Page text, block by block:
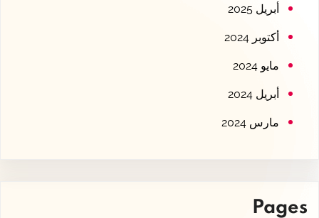
أبريل 2025
أكتوبر 2024
مايو 2024
أبريل 2024
مارس 2024
Pages